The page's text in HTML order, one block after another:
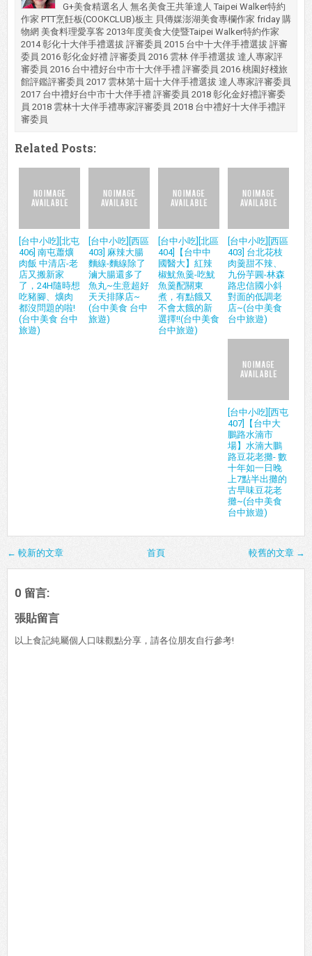
G+美食精選名人 無名美食王共筆達人 Taipei Walker特約
作家 PTT烹飪板(COOKCLUB)板主 貝傳媒澎湖美食專欄作家 friday 購
物網 美食料理愛享客 2013年度美食大使暨Taipei Walker特約作家
2014 彰化十大伴手禮選拔 評審委員 2015 台中十大伴手禮選拔 評審
委員 2016 彰化金好禮 評審委員 2016 雲林 伴手禮選拔 達人專家評
審委員 2016 台中禮好台中市十大伴手禮 評審委員 2016 桃園好棧旅
館評鑑評審委員 2017 雲林第十屆十大伴手禮選拔 達人專家評審委員
2017 台中禮好台中市十大伴手禮 評審委員 2018 彰化金好禮評審委
員 2018 雲林十大伴手禮專家評審委員 2018 台中禮好十大伴手禮評
審委員
Related Posts:
[台中小吃][北屯
406] 南屯蕭爌
肉飯 中清店-老
店又搬新家
了，24H隨時想
吃豬腳、爌肉
都沒問題的啦!
(台中美食 台中
旅遊)
[台中小吃][西區
403] 麻辣大腸
麵線-麵線除了
滷大腸還多了
魚丸~生意超好
天天排隊店~
(台中美食 台中
旅遊)
[台中小吃][北區
404]【台中中
國醫大】紅辣
椒魷魚羹-吃魷
魚羹配關東
煮，有點餓又
不會太餓的新
選擇!!(台中美食
台中旅遊)
[台中小吃][西區
403] 台北花枝
肉羹甜不辣、
九份芋圓-林森
路忠信國小斜
對面的低調老
店~(台中美食
台中旅遊)
[台中小吃][西屯
407]【台中大
鵬路水湳市
場】水湳大鵬
路豆花老攤- 數
十年如一日晚
上7點半出攤的
古早味豆花老
攤~(台中美食
台中旅遊)
← 較新的文章 較舊的文章 →
首頁
0 留言:
張貼留言
以上食記純屬個人口味觀點分享，請各位朋友自行參考!